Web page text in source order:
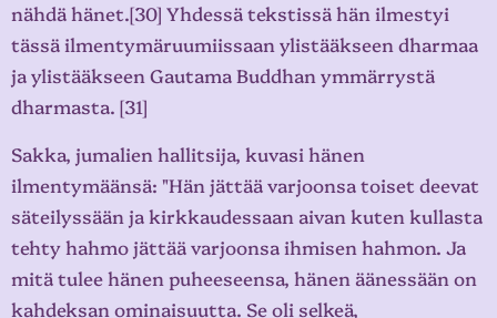
nähdä hänet.[30] Yhdessä tekstissä hän ilmestyi
tässä ilmentymäruumiissaan ylistääkseen dharmaa
ja ylistääkseen Gautama Buddhan ymmärrystä
dharmasta. [31]
Sakka, jumalien hallitsija, kuvasi hänen
ilmentymäänsä: "Hän jättää varjoonsa toiset deevat
säteilyssään ja kirkkaudessaan aivan kuten kullasta
tehty hahmo jättää varjoonsa ihmisen hahmon. Ja
mitä tulee hänen puheeseensa, hänen äänessään on
kahdeksan ominaisuutta. Se oli selkeä,